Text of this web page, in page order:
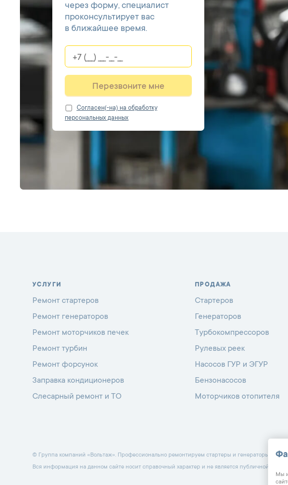
через форму, специалист
проконсультирует вас
в ближайшее время.
Перезвоните мне
Cогласен(-на) на обработку
персональных данных
УСЛУГИ
Ремонт стартеров
Ремонт генераторов
Ремонт моторчиков печек
Ремонт турбин
Ремонт форсунок
Заправка кондиционеров
Слесарный ремонт и ТО
ПРОДАЖА
Стартеров
Генераторов
Турбокомпрессоров
Рулевых реек
Насосов ГУР и ЭГУР
Бензонасосов
Моторчиков отопителя
© Группа компаний «Вольтаж». Профессионально ремонтируем стартеры и генераторы с 1998
Вся информация на данном сайте носит справочный характер и не является публичной
Мы